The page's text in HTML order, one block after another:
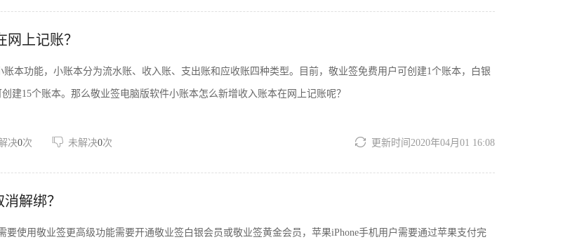
上记账？
账本功能，小账本分为流水账、收入账、支出账和应收账四种类型。目前，敬业签免费用户可创建1个账本，白银
建15个账本。那么敬业签电脑版软件小账本怎么新增收入账本在网上记账呢？
决0次 未解决0次 更新时间2020年04月01 16:08
解绑？
要使用敬业签更高级功能需要开通敬业签白银会员或敬业签黄金会员，苹果iPhone手机用户需要通过苹果支付完